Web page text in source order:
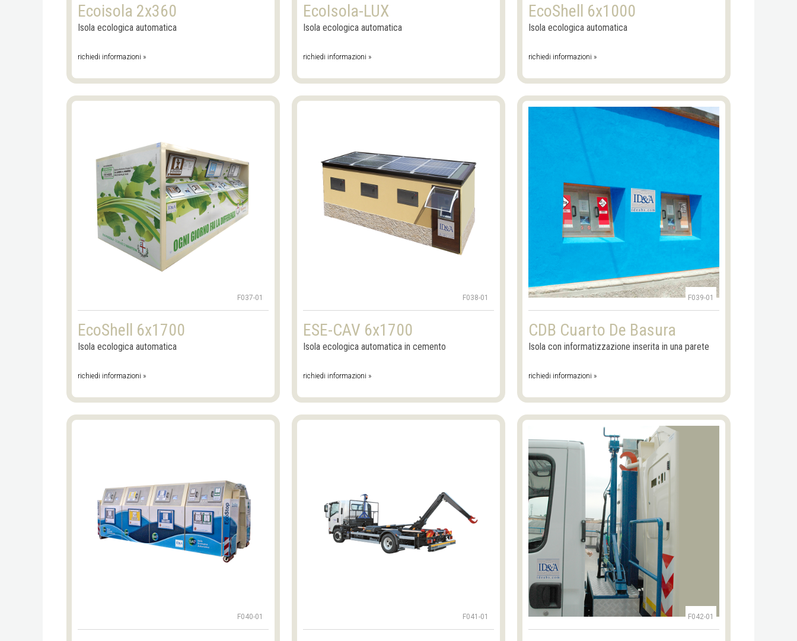
Ecoisola 2x360
Isola ecologica automatica
richiedi informazioni »
EcoIsola-LUX
Isola ecologica automatica
richiedi informazioni »
EcoShell 6x1000
Isola ecologica automatica
richiedi informazioni »
F037-01
EcoShell 6x1700
Isola ecologica automatica
richiedi informazioni »
F038-01
ESE-CAV 6x1700
Isola ecologica automatica in cemento
richiedi informazioni »
F039-01
CDB Cuarto De Basura
Isola con informatizzazione inserita in una parete
richiedi informazioni »
F040-01 F041-01 F042-01